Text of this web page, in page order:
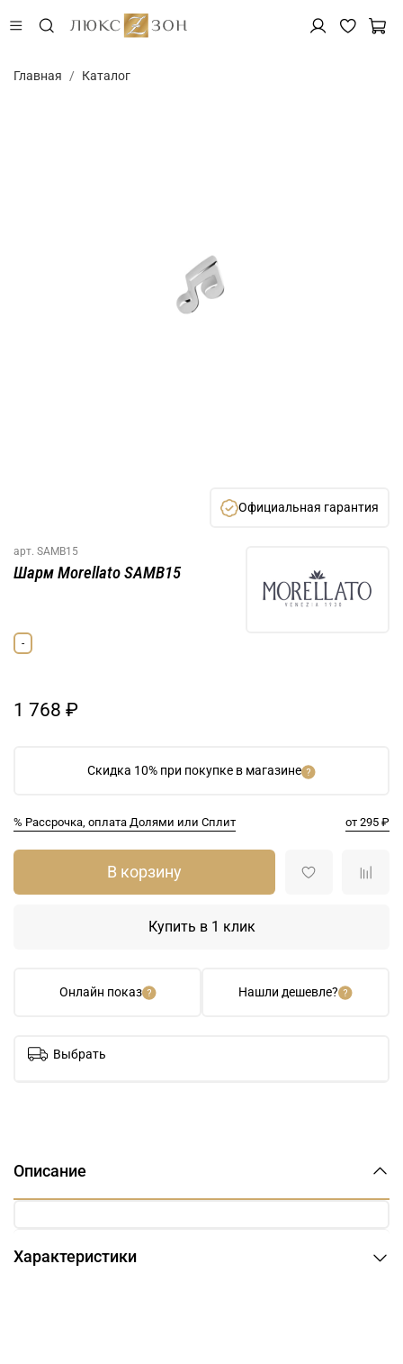
Главная Каталог
Официальная гарантия
арт. SAMB15
Скидка 10% при покупке в магазине
% Рассрочка, оплата Долями или Сплит от 295 ₽
Шарм Morellato SAMB15
-
1 768 ₽
Онлайн показ Нашли дешевле?
В корзину
Купить в 1 клик
Выбрать
Описание
Характеристики